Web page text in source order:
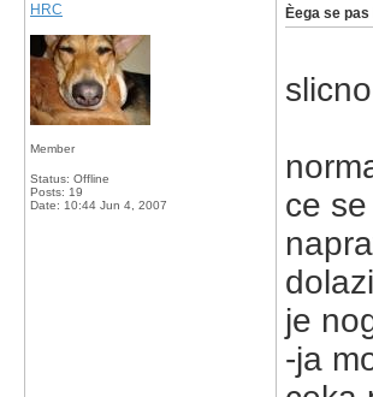
HRC
Member
Status: Offline
Posts: 19
Date: 10:44 Jun 4, 2007
Èega se
ce
je
-ja